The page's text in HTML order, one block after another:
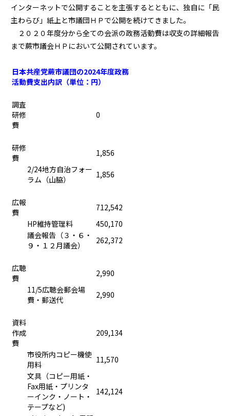
インターネットで公開することを主張するとともに、独自に「民
主わらび」紙上と市議団ＨＰで公開を続けてきました。
２０２０年度分から全ての会派の政務活動費は収支の詳細報告
まで蕨市議会ＨＰにおいて公開されています。
日本共産党蕨市議団の2024年度政務
活動費支出内訳（単位：円）
調査
研修
費
0
研修
費
1,856
2/24地方自治フォー
ラム（山脇）
1,856
広報
費
712,542
HP維持管理料
450,170
議会報告（３・６・
９・１２月議会）
262,372
広聴
費
2,990
11/5広聴会郵会場
費・郵送代
2,990
資料
作成
費
209,134
市役所内コピー機使
用料
11,570
文具（コピー用紙・
Fax用紙・プリンタ
ーインク・ノート・
テープなど)
142,124